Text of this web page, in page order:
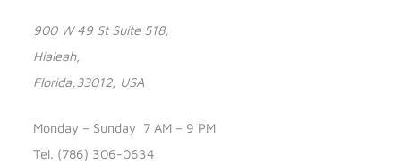
900 W 49 St Suite 518,
Hialeah,
Florida,33012, USA
Monday – Sunday 7 AM – 9 PM
Tel. (786) 306-0634